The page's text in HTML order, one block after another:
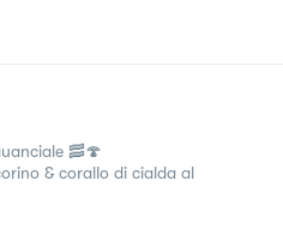
🥓🍄
& corallo di cialda al